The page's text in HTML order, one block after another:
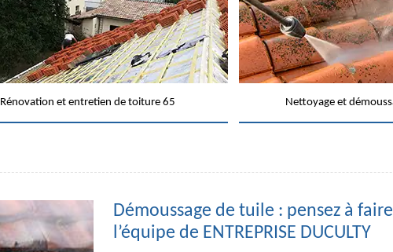
Rénovation et entretien de toiture 65 Nettoyage et
Démoussage de tuile : pensez à
l’équipe de ENTREPRISE DUCULTY